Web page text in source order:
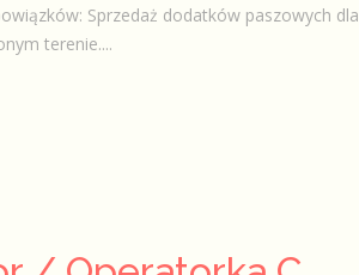
Sprzedaż dodatków paszowych dla
terenie....